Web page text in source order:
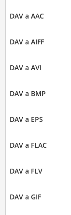
DAV a AAC
DAV a AIFF
DAV a AVI
DAV a BMP
DAV a EPS
DAV a FLAC
DAV a FLV
DAV a GIF